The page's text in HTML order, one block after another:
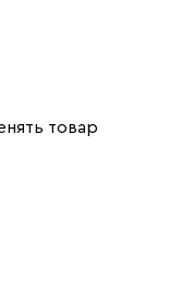
товар